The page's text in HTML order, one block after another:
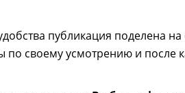
публикация поделена
по своему усмотрению и после